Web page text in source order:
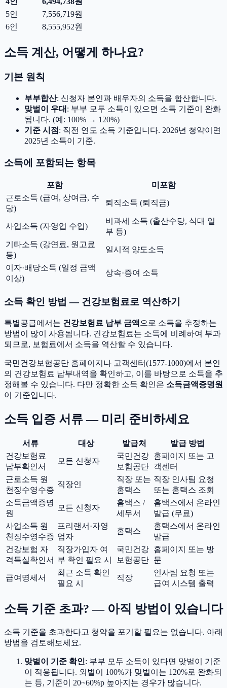
5인
7,556,719원
6인
8,555,952원
소득 계산, 어떻게 하나요?
기본 원칙
부부합산: 신청자 본인과 배우자의 소득을 합산합니다.
맞벌이 우대 : 부부 모두 소득이 있으면 소득 기준이 완화
됩니다. (예: 100% → 120%)
기준 시점 : 직전 연도 소득 기준입니다. 2026년 청약이면
2025년 소득이 기준.
소득에 포함되는 항목
포함
미포함
근로소득 (급여, 상여금, 수
당)
퇴직소득 (퇴직금)
사업소득 (자영업 수입)
비과세 소득 (출산수당, 식대 일
부 등)
기타소득 (강연료, 원고료
등)
일시적 양도소득
이자·배당소득 (일정 금액
이상)
상속·증여 소득
소득 확인 방법 — 건강보험료로 역산하기
특별공급에서는 건강보험료 납부 금액 으로 소득을 추정하는
방법이 많이 사용됩니다. 건강보험료는 소득에 비례하여 부과
되므로, 보험료에서 소득을 역산할 수 있습니다.
국민건강보험공단 홈페이지나 고객센터(1577-1000)에서 본인
의 건강보험료 납부내역을 확인하고, 이를 바탕으로 소득을 추
정해볼 수 있습니다. 다만 정확한 소득 확인은 소득금액증명원
이 기준입니다.
소득 입증 서류 — 미리 준비하세요
서류 대상 발급처
발급 방법
건강보험료
납부확인서
모든 신청자
국민건강
보험공단
홈페이지 또는 고
객센터
근로소득 원
천징수영수증
직장인
직장 또는
홈택스
직장 인사팀 요청
또는 홈택스 조회
소득금액증명
원
모든 신청자
홈택스 /
세무서
홈택스에서 온라인
발급 (무료)
사업소득 원
천징수영수증
프리랜서·자영
업자
홈택스
홈택스에서 온라인
발급
건강보험 자
격득실확인서
직장가입자 여
부 확인 필요 시
국민건강
보험공단
홈페이지 또는 방
문
급여명세서
최근 소득 확인
필요 시
직장
인사팀 요청 또는
급여 시스템 출력
소득 기준 초과? — 아직 방법이 있습니다
소득 기준을 초과한다고 청약을 포기할 필요는 없습니다. 아래
방법을 검토해보세요.
맞벌이 기준 확인: 부부 모두 소득이 있다면 맞벌이 기준
이 적용됩니다. 외벌이 100%가 맞벌이는 120%로 완화되
는 등, 기준이 20~60%p 높아지는 경우가 많습니다.